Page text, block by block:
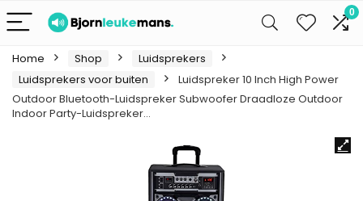
0
Home Shop
Luidsprekers
Luidsprekers voor buiten
Luidspreker 10 Inch High Power
Outdoor Bluetooth-Luidspreker Subwoofer Draadloze Outdoor
Indoor Party-Luidspreker…